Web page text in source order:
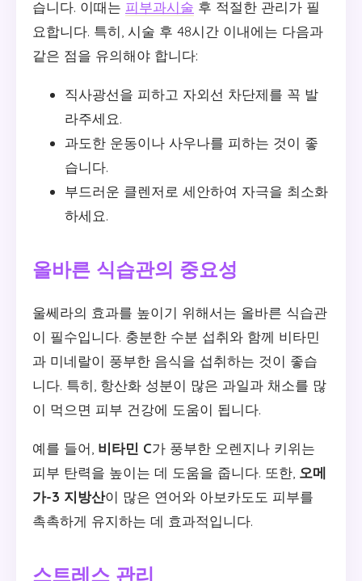
습니다. 이때는 피부과시술 후 적절한 관리가 필
요합니다. 특히, 시술 후 48시간 이내에는 다음과
같은 점을 유의해야 합니다:
직사광선을 피하고 자외선 차단제를 꼭 발
라주세요.
과도한 운동이나 사우나를 피하는 것이 좋
습니다.
부드러운 클렌저로 세안하여 자극을 최소화
하세요.
올바른 식습관의 중요성
울쎄라의 효과를 높이기 위해서는 올바른 식습관
이 필수입니다. 충분한 수분 섭취와 함께 비타민
과 미네랄이 풍부한 음식을 섭취하는 것이 좋습
니다. 특히, 항산화 성분이 많은 과일과 채소를 많
이 먹으면 피부 건강에 도움이 됩니다.
예를 들어, 비타민 C가 풍부한 오렌지나 키위는
피부 탄력을 높이는 데 도움을 줍니다. 또한, 오메
가-3 지방산이 많은 연어와 아보카도도 피부를
촉촉하게 유지하는 데 효과적입니다.
스트레스 관리